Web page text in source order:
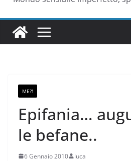
ME?!
Epifania…
le befane..
6 Gennaio 2010 luca